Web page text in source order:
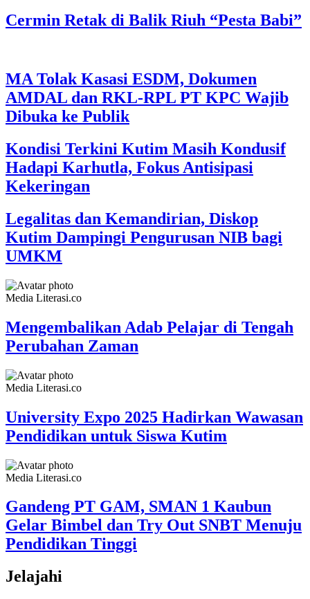
Cermin Retak di Balik Riuh “Pesta Babi”
MA Tolak Kasasi ESDM, Dokumen
AMDAL dan RKL-RPL PT KPC Wajib
Dibuka ke Publik
Kondisi Terkini Kutim Masih Kondusif
Hadapi Karhutla, Fokus Antisipasi
Kekeringan
Legalitas dan Kemandirian, Diskop
Kutim Dampingi Pengurusan NIB bagi
UMKM
Media Literasi.co
Mengembalikan Adab Pelajar di Tengah
Perubahan Zaman
Media Literasi.co
University Expo 2025 Hadirkan Wawasan
Pendidikan untuk Siswa Kutim
Media Literasi.co
Gandeng PT GAM, SMAN 1 Kaubun
Gelar Bimbel dan Try Out SNBT Menuju
Pendidikan Tinggi
Jelajahi